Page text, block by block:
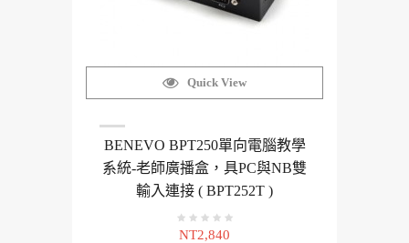
Quick View
BENEVO BPT250單向電腦教學
系統-老師廣播盒，具PC與NB雙
輸入連接 ( BPT252T )
NT2,840